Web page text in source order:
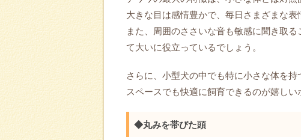
大きな目は感情豊かで、毎日さまざまな表
また、周囲のささいな音も敏感に聞き取
て大いに役立っているでしょう。
さらに、小型犬の中でも特に小さな体を
スペースでも快適に飼育できるのが嬉しい
◆丸みを帯びた頭